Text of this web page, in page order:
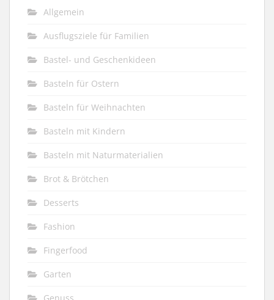
Allgemein
Ausflugsziele für Familien
Bastel- und Geschenkideen
Basteln für Ostern
Basteln für Weihnachten
Basteln mit Kindern
Basteln mit Naturmaterialien
Brot & Brötchen
Desserts
Fashion
Fingerfood
Garten